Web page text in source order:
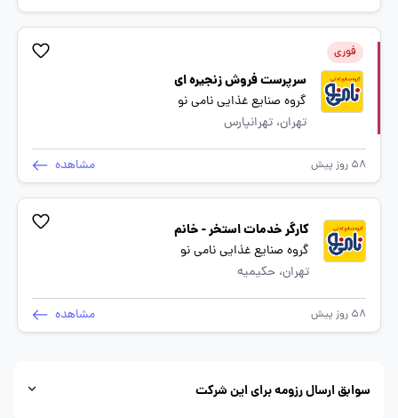
فوری
سرپرست فروش زنجیره ای
گروه صنایع غذایی نامی نو
تهران، تهرانپارس
58 روز پیش مشاهده
کارگر خدمات استخر - خانم
گروه صنایع غذایی نامی نو
تهران، حکیمیه
58 روز پیش مشاهده
سوابق ارسال رزومه برای این شرکت